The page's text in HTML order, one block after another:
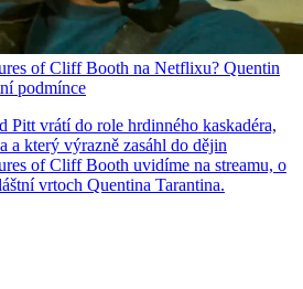
of Cliff Booth na Netflixu? Quentin
podmínce
Pitt vrátí do role hrdinného kaskadéra,
a který výrazně zasáhl do dějin
of Cliff Booth uvidíme na streamu, o
vrtoch Quentina Tarantina.